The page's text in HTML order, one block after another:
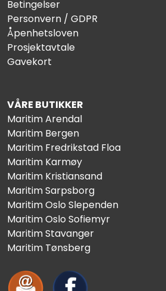
Betingelser
Personvern / GDPR
Åpenhetsloven
Prosjektavtale
Gavekort
VÅRE BUTIKKER
Maritim Arendal
Maritim Bergen
Maritim Fredrikstad Floa
Maritim Karmøy
Maritim Kristiansand
Maritim Sarpsborg
Maritim Oslo Slependen
Maritim Oslo Sofiemyr
Maritim Stavanger
Maritim Tønsberg